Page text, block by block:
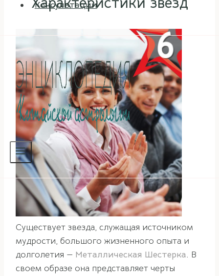
Консультации
Существует звезда, служащая источником
мудрости, большого жизненного опыта и
долголетия — Металлическая Шестерка. В
своем образе она представляет черты